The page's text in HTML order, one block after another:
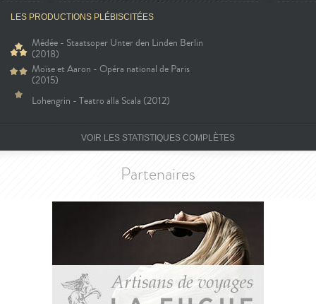
LES PRODUCTIONS PLÉBISCITÉES
Médée - Staatsoper Unter den Linden Berlin
(2018)
Moïse et Aaron - Opéra national de Paris
(2015)
Lohengrin - Teatro alla Scala (2012)
VOIR LES STATISTIQUES COMPLÈTES
Partenaires